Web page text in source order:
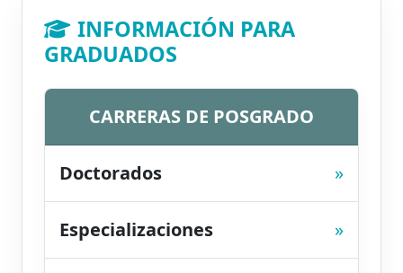
INFORMACIÓN PARA
GRADUADOS
CARRERAS DE POSGRADO
Doctorados »
Especializaciones »